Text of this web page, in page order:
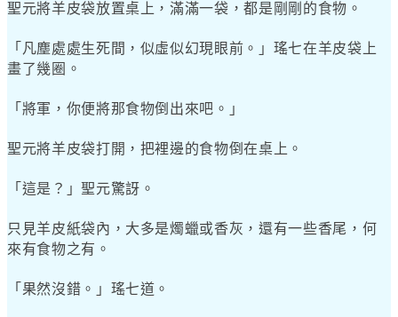
聖元將羊皮袋放置桌上，滿滿一袋，都是剛剛的食物。
「凡塵處處生死間，似虛似幻現眼前。」瑤七在羊皮袋上
畫了幾圈。
「將軍，你便將那食物倒出來吧。」
聖元將羊皮袋打開，把裡邊的食物倒在桌上。
「這是？」聖元驚訝。
只見羊皮紙袋內，大多是燭蠟或香灰，還有一些香尾，何
來有食物之有。
「果然沒錯。」瑤七道。